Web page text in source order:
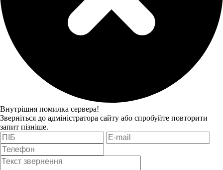
Внутрішня помилка сервера!
Зверніться до адміністратора сайту або спробуйте повторити
запит пізніше.